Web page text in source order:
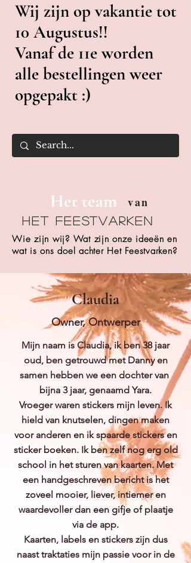
Wij zijn op vakantie tot
10 Augustus!!
Vanaf de 11e worden
alle bestellingen weer
opgepakt :)
Het team van
Het Feestvarken
Wie zijn wij? Wat zijn onze ideeën en
wat is ons doel achter Het Feestvarken?
Claudia
Owner, Ontwerper
Mijn naam is Claudia, ik ben 38 jaar
oud, ben getrouwd met Danny en
samen hebben we een dochter van
bijna 3 jaar, genaamd Yara.
Vroeger waren stickers mijn leven. Ik
hield van knutselen, dingen maken
voor anderen en ik spaarde stickers en
sticker boeken. Ik ben zelf nog erg old
school in het sturen van kaarten. Met
een handgeschreven bericht is het
zoveel mooier, liever, intiemer en
waardevoller dan een gifje of plaatje
via de app.
Kaarten, labels en stickers zijn dus
naast traktaties mijn passie voor in de